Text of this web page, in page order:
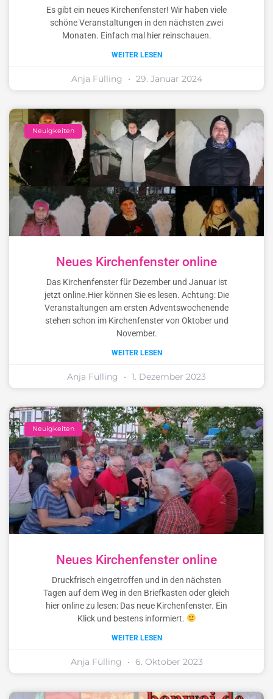
Es gibt ein neues Kirchenfenster! Wir haben viele
schöne Veranstaltungen in den nächsten zwei
Monaten. Einfach mal hier reinschauen.
WEITER LESEN
Anja Fülling 29. Januar 2024
Neuigkeiten
Neues Kirchenfenster online
Das Kirchenfenster für Dezember und Januar ist
jetzt online.Hier können Sie es lesen. Achtung: Die
Veranstaltungen am ersten Adventswochenende
stehen schon im Kirchenfenster von Oktober und
November.
WEITER LESEN
Anja Fülling 1. Dezember 2023
Neuigkeiten
Neues Kirchenfenster online
Druckfrisch eingetroffen und in den nächsten
Tagen auf dem Weg in den Briefkasten oder gleich
hier online zu lesen: Das neue Kirchenfenster. Ein
Klick und bestens informiert.
WEITER LESEN
Anja Fülling 6. Oktober 2023